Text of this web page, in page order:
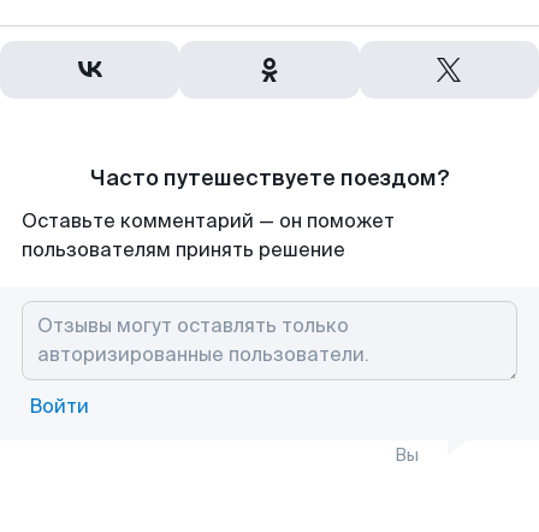
Часто путешествуете поездом?
Оставьте комментарий — он поможет
пользователям принять решение
Войти
Вы